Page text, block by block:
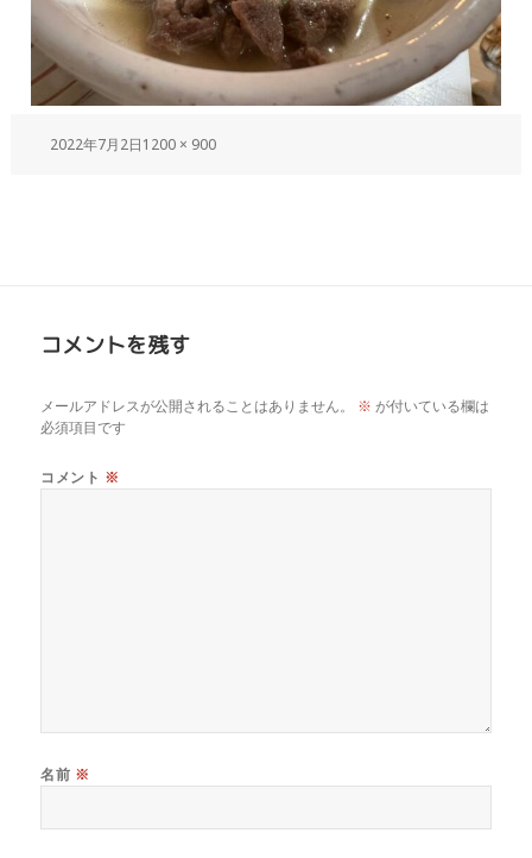
2022年7月2日1200 × 900
コメントを残す
メールアドレスが公開されることはありません。 ※ が付いている欄は
必須項目です
コメント ※
名前 ※